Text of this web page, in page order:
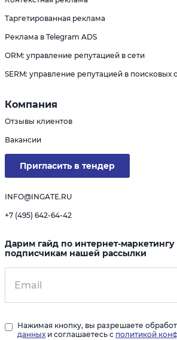
Таргетированная реклама
Реклама в Telegram ADS
ORM: управление репутацией в сети
SERM: управление репутацией в поисковых
Компания
Отзывы клиентов
Вакансии
Пригласить в тендер
INFO@INGATE.RU
+7 (495) 642-64-42
Дарим гайд по интернет-
подписчикам нашей рассылки
Нажимая кнопку, вы разрешаете
данных и соглашаетесь с политикой